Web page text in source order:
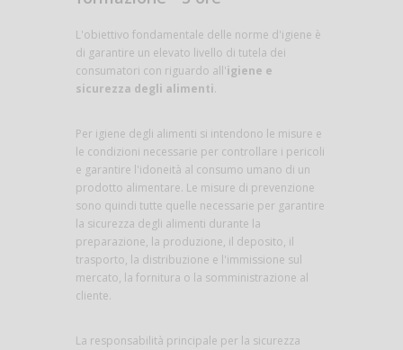
L'obiettivo fondamentale delle norme d'igiene è
di garantire un elevato livello di tutela dei
consumatori con riguardo all'igiene e
sicurezza degli alimenti.
Per igiene degli alimenti si intendono le misure e
le condizioni necessarie per controllare i pericoli
e garantire l'idoneità al consumo umano di un
prodotto alimentare. Le misure di prevenzione
sono quindi tutte quelle necessarie per garantire
la sicurezza degli alimenti durante la
preparazione, la produzione, il deposito, il
trasporto, la distribuzione e l'immissione sul
mercato, la fornitura o la somministrazione al
cliente.
La responsabilità principale per la sicurezza